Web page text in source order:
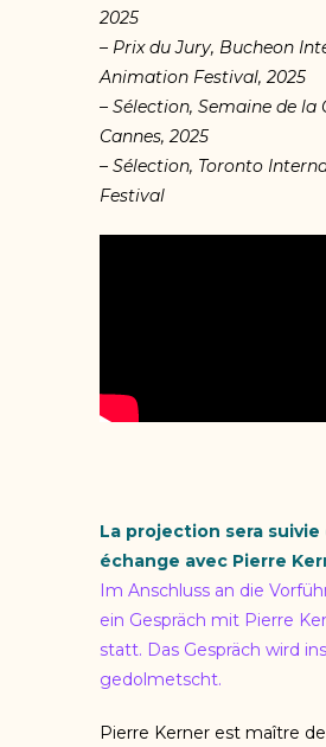
2025
– Prix du Jury, Bucheon
Animation Festival, 2025
– Sélection, Semaine de la
Cannes, 2025
– Sélection, Toronto
Festival
La projection sera suivie
échange avec Pierre
Im Anschluss an die
ein Gespräch mit Pierre
statt. Das Gespräch wird
gedolmetscht.
Pierre Kerner est maître de